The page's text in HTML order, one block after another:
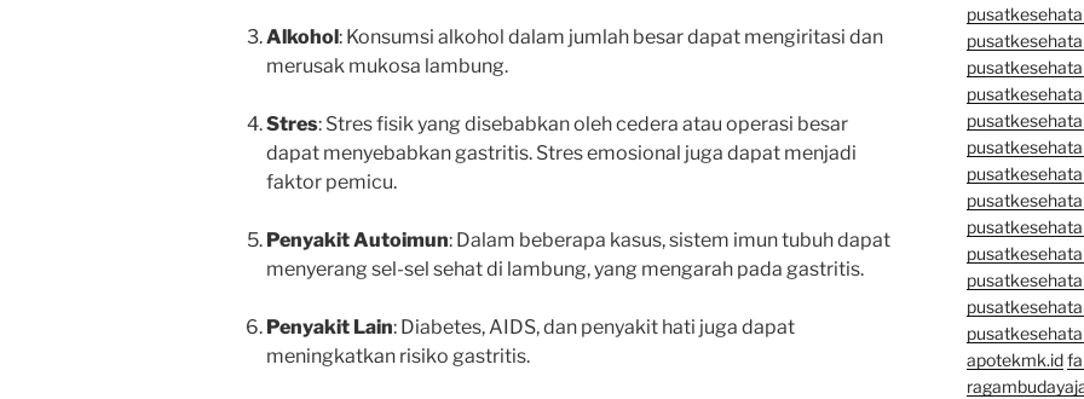
Alkohol: Konsumsi alkohol dalam jumlah besar dapat mengiritasi dan
merusak mukosa lambung.
Stres: Stres fisik yang disebabkan oleh cedera atau operasi besar
dapat menyebabkan gastritis. Stres emosional juga dapat menjadi
faktor pemicu.
Penyakit Autoimun: Dalam beberapa kasus, sistem imun tubuh dapat
menyerang sel-sel sehat di lambung, yang mengarah pada gastritis.
Penyakit Lain: Diabetes, AIDS, dan penyakit hati juga dapat
meningkatkan risiko gastritis.
apotekmk.id